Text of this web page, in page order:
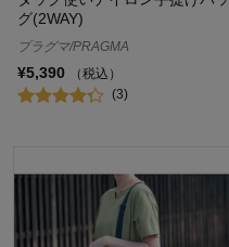
グ(2WAY)
プラグマ/PRAGMA
¥5,390
（税込）
(3)